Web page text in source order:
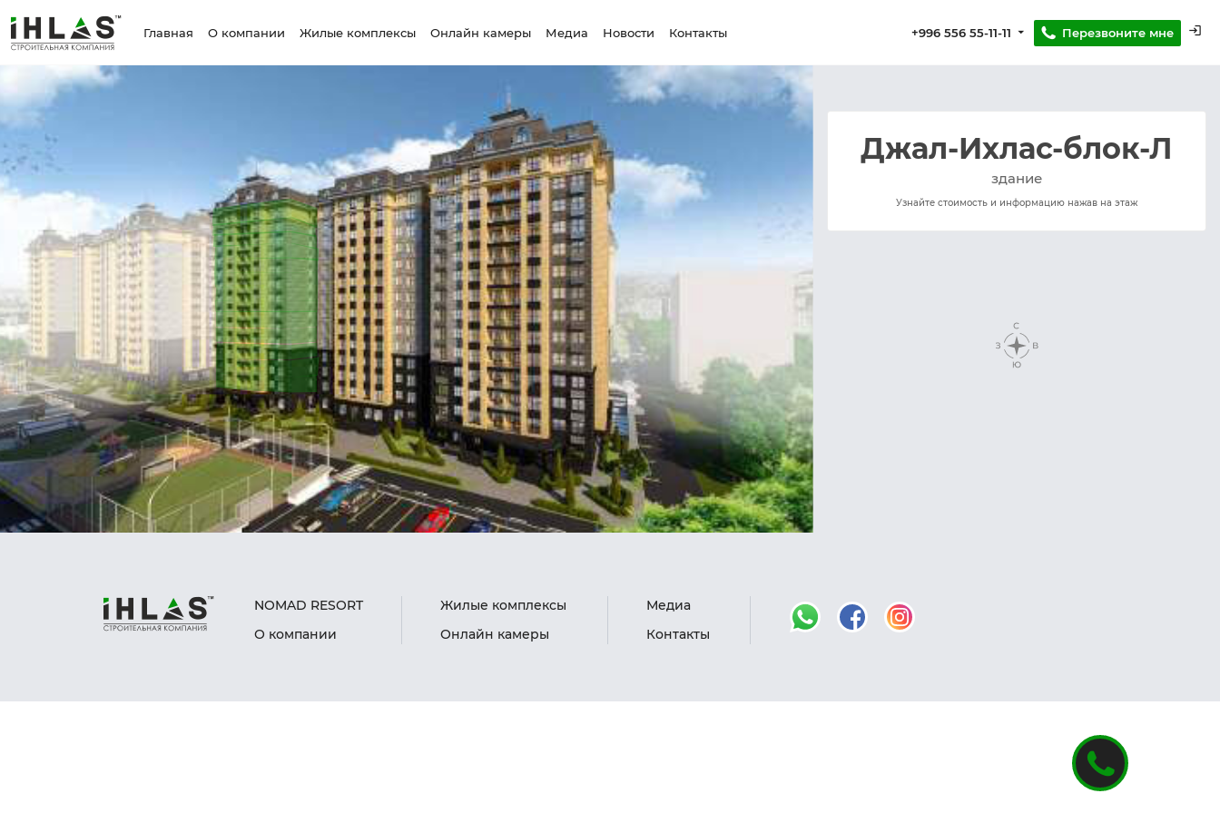
Главная О компании Жилые комплексы Онлайн камеры Медиа Новости Контакты +996 556 55-11-11 Перезвоните мне login
Джал-Ихлас-блок-Л
здание
Узнайте стоимость и информацию нажав на этаж
NOMAD RESORT
О компании
Жилые комплексы
Онлайн камеры
Медиа
Контакты